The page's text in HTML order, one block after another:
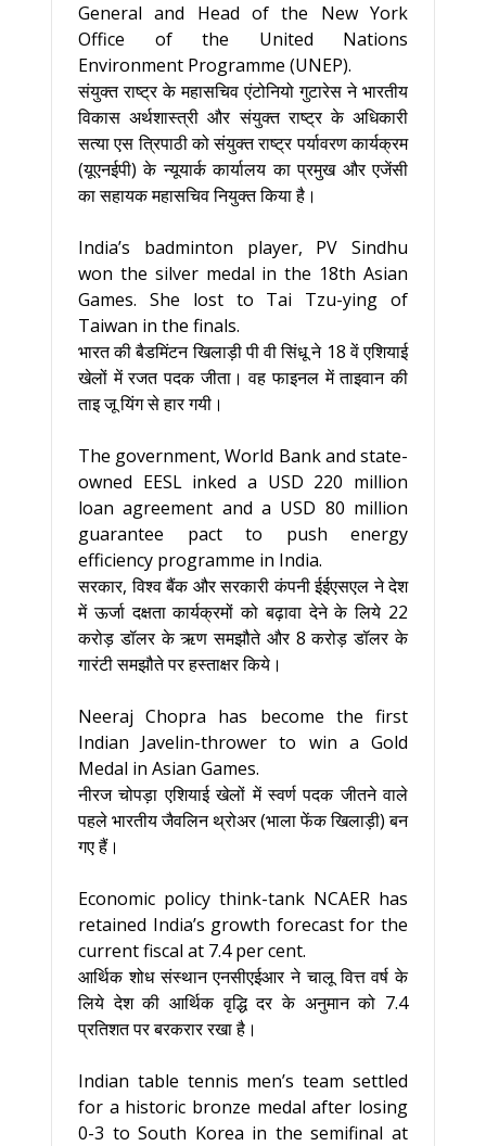
General and Head of the New York
Office of the United Nations
Environment Programme (UNEP).
संयुक्त राष्ट्र के महासचिव एंटोनियो गुटारेस ने भारतीय
विकास अर्थशास्त्री और संयुक्त राष्ट्र के अधिकारी
सत्या एस त्रिपाठी को संयुक्त राष्ट्र पर्यावरण कार्यक्रम
(यूएनईपी) के न्यूयार्क कार्यालय का प्रमुख और एजेंसी
का सहायक महासचिव नियुक्त किया है।
India’s badminton player, PV Sindhu
won the silver medal in the 18th Asian
Games. She lost to Tai Tzu-ying of
Taiwan in the finals.
भारत की बैडमिंटन खिलाड़ी पी वी सिंधू ने 18 वें एशियाई
खेलों में रजत पदक जीता। वह फाइनल में ताइवान की
ताइ जू यिंग से हार गयी।
The government, World Bank and state-
owned EESL inked a USD 220 million
loan agreement and a USD 80 million
guarantee pact to push energy
efficiency programme in India.
सरकार, विश्व बैंक और सरकारी कंपनी ईईएसएल ने देश
में ऊर्जा दक्षता कार्यक्रमों को बढ़ावा देने के लिये 22
करोड़ डॉलर के ऋण समझौते और 8 करोड़ डॉलर के
गारंटी समझौते पर हस्ताक्षर किये।
Neeraj Chopra has become the first
Indian Javelin-thrower to win a Gold
Medal in Asian Games.
नीरज चोपड़ा एशियाई खेलों में स्वर्ण पदक जीतने वाले
पहले भारतीय जैवलिन थ्रोअर (भाला फेंक खिलाड़ी) बन
गए हैं।
Economic policy think-tank NCAER has
retained India’s growth forecast for the
current fiscal at 7.4 per cent.
आर्थिक शोध संस्थान एनसीएईआर ने चालू वित्त वर्ष के
लिये देश की आर्थिक वृद्धि दर के अनुमान को 7.4
प्रतिशत पर बरकरार रखा है।
Indian table tennis men’s team settled
for a historic bronze medal after losing
0-3 to South Korea in the semifinal at